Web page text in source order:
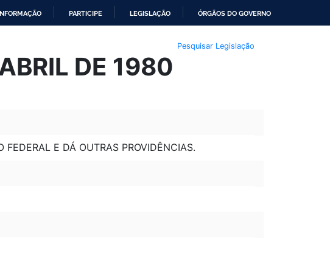
PARTICIPE LEGISLAÇÃO ÓRGÃOS DO GOVERNO
Pesquisar Legislação
DE 1980
E DÁ OUTRAS PROVIDÊNCIAS.